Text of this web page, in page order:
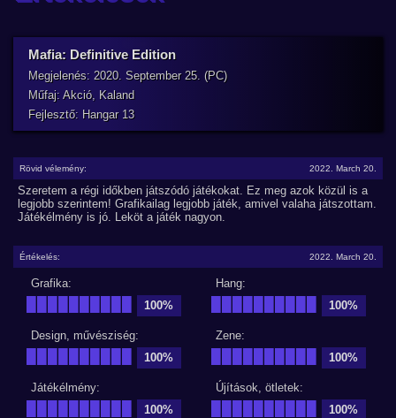
Mafia: Definitive Edition
Megjelenés: 2020. September 25. (PC)
Műfaj: Akció, Kaland
Fejlesztő: Hangar 13
Rövid vélemény: 2022. March 20.
Szeretem a régi időkben játszódó játékokat. Ez meg azok közül is a
legjobb szerintem! Grafikailag legjobb játék, amivel valaha játszottam.
Játékélmény is jó. Leköt a játék nagyon.
Értékelés: 2022. March 20.
Grafika:
100%
Hang:
100%
Design, művésziség:
100%
Zene:
100%
Játékélmény:
100%
Újítások, ötletek:
100%